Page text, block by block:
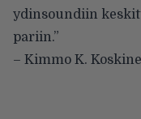
ydinsoundiin
pariin.”
– Kimmo K.